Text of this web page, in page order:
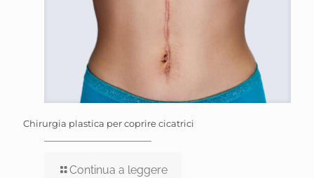
Chirurgia plastica per coprire cicatrici
Continua a leggere